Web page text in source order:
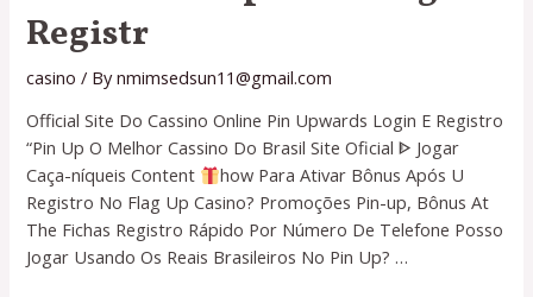
Login
Registr
casino / Bynmimsedsun11@gmail.com
Official Site Do Cassino Online Pin Upwards Login E Registro
“Pin Up O Melhor Cassino Do Brasil Site Oficial ᐈ Jogar
Caça-níqueis Content
how Para Ativar Bônus Após U
Registro No Flag Up Casino? Promoções Pin-up, Bônus At
The Fichas Registro Rápido Por Número De Telefone Posso
Jogar Usando Os Reais Brasileiros No Pin Up? …